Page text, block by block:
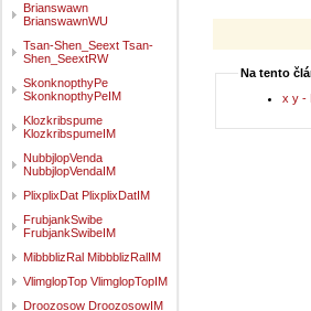
Na tento
x y -
Brianswawn
BrianswawnWU
Tsan-Shen_Seext Tsan-
Shen_SeextRW
SkonknopthyPe
SkonknopthyPeIM
Klozkribspume
KlozkribspumeIM
NubbjlopVenda
NubbjlopVendaIM
PlixplixDat PlixplixDatIM
FrubjankSwibe
FrubjankSwibeIM
MibbblizRal MibbblizRalIM
VlimglopTop VlimglopTopIM
Droozosow DroozosowIM